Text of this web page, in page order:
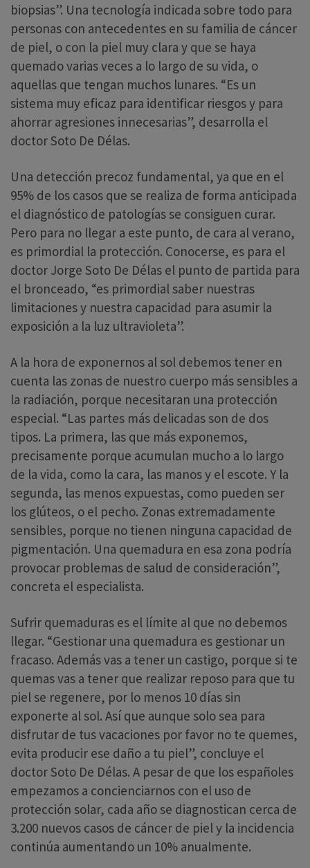
biopsias”. Una tecnología indicada sobre todo para
personas con antecedentes en su familia de cáncer
de piel, o con la piel muy clara y que se haya
quemado varias veces a lo largo de su vida, o
aquellas que tengan muchos lunares. “Es un
sistema muy eficaz para identificar riesgos y para
ahorrar agresiones innecesarias”, desarrolla el
doctor Soto De Délas.
Una detección precoz fundamental, ya que en el
95% de los casos que se realiza de forma anticipada
el diagnóstico de patologías se consiguen curar.
Pero para no llegar a este punto, de cara al verano,
es primordial la protección. Conocerse, es para el
doctor Jorge Soto De Délas el punto de partida para
el bronceado, “es primordial saber nuestras
limitaciones y nuestra capacidad para asumir la
exposición a la luz ultravioleta”.
A la hora de exponernos al sol debemos tener en
cuenta las zonas de nuestro cuerpo más sensibles a
la radiación, porque necesitaran una protección
especial. “Las partes más delicadas son de dos
tipos. La primera, las que más exponemos,
precisamente porque acumulan mucho a lo largo
de la vida, como la cara, las manos y el escote. Y la
segunda, las menos expuestas, como pueden ser
los glúteos, o el pecho. Zonas extremadamente
sensibles, porque no tienen ninguna capacidad de
pigmentación. Una quemadura en esa zona podría
provocar problemas de salud de consideración”,
concreta el especialista.
Sufrir quemaduras es el límite al que no debemos
llegar. “Gestionar una quemadura es gestionar un
fracaso. Además vas a tener un castigo, porque si te
quemas vas a tener que realizar reposo para que tu
piel se regenere, por lo menos 10 días sin
exponerte al sol. Así que aunque solo sea para
disfrutar de tus vacaciones por favor no te quemes,
evita producir ese daño a tu piel”, concluye el
doctor Soto De Délas. A pesar de que los españoles
empezamos a concienciarnos con el uso de
protección solar, cada año se diagnostican cerca de
3.200 nuevos casos de cáncer de piel y la incidencia
continúa aumentando un 10% anualmente.